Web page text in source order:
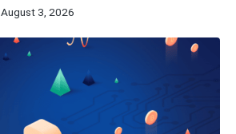
August 3, 2026